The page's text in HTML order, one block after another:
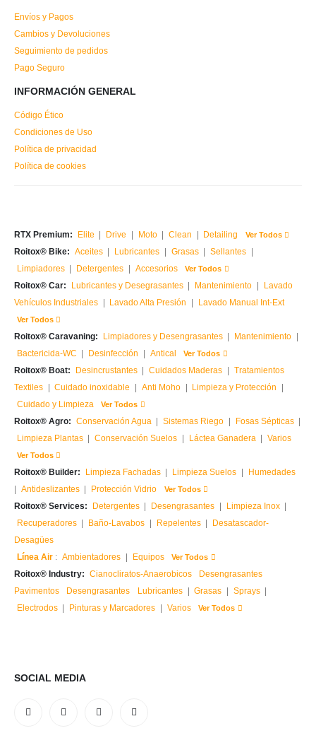
Envíos y Pagos
Cambios y Devoluciones
Seguimiento de pedidos
Pago Seguro
INFORMACIÓN GENERAL
Código Ético
Condiciones de Uso
Política de privacidad
Política de cookies
RTX Premium: Elite | Drive | Moto | Clean | Detailing Ver Todos
Roitox® Bike: Aceites | Lubricantes | Grasas | Sellantes
|
Limpiadores | Detergentes | Accesorios Ver Todos
Roitox® Car: Lubricantes y Desegrasantes | Mantenimiento |
Lavado
Vehículos Industriales
| Lavado Alta Presión | Lavado Manual Int-Ext
Ver Todos
Roitox® Caravaning: Limpiadores y Desengrasantes | Mantenimiento
|
Bactericida-WC
| Desinfección | Antical Ver Todos
Roitox® Boat: Desincrustantes | Cuidados Maderas |
Tratamientos
Textiles
| Cuidado inoxidable | Anti Moho | Limpieza y Protección
|
Cuidado y Limpieza
Ver Todos
Roitox® Agro: Conservación Agua | Sistemas Riego | Fosas Sépticas |
Limpieza Plantas | Conservación Suelos | Láctea Ganadera | Varios
Ver Todos
Roitox® Builder: Limpieza Fachadas | Limpieza Suelos |
Humedades
|
Antideslizantes | Protección Vidrio Ver Todos
Roitox® Services: Detergentes | Desengrasantes | Limpieza Inox |
Recuperadores | Baño-Lavabos | Repelentes |
Desatascador-
Desagües
Línea Air : Ambientadores | Equipos Ver Todos
Roitox® Industry: Cianocliratos-Anaerobicos
Desengrasantes
Pavimentos
Desengrasantes Lubricantes | Grasas | Sprays |
Electrodos | Pinturas y Marcadores | Varios Ver Todos
SOCIAL MEDIA